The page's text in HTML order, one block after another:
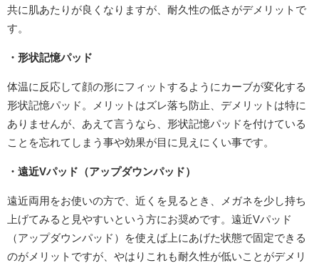
共に肌あたりが良くなりますが、耐久性の低さがデメリットで
す。
・形状記憶パッド
体温に反応して顔の形にフィットするようにカーブが変化する
形状記憶パッド。メリットはズレ落ち防止、デメリットは特に
ありませんが、あえて言うなら、形状記憶パッドを付けている
ことを忘れてしまう事や効果が目に見えにくい事です。
・遠近Vパッド（アップダウンパッド）
遠近両用をお使いの方で、近くを見るとき、メガネを少し持ち
上げてみると見やすいという方にお奨めです。遠近Vパッド
（アップダウンパッド）を使えば上にあげた状態で固定できる
のがメリットですが、やはりこれも耐久性が低いことがデメリ